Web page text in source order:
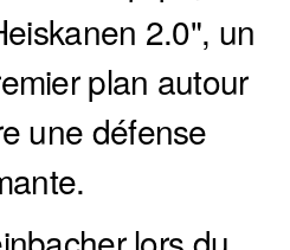
2.0", un
plan autour
une défense